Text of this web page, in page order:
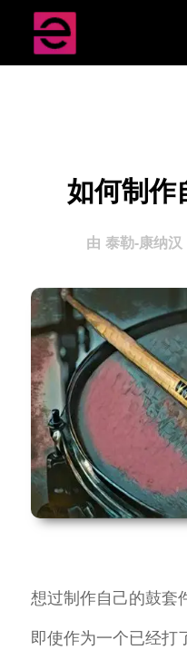
如何制作
由 泰勒-康纳汉
想过制作自己的鼓套
即使作为一个已经打